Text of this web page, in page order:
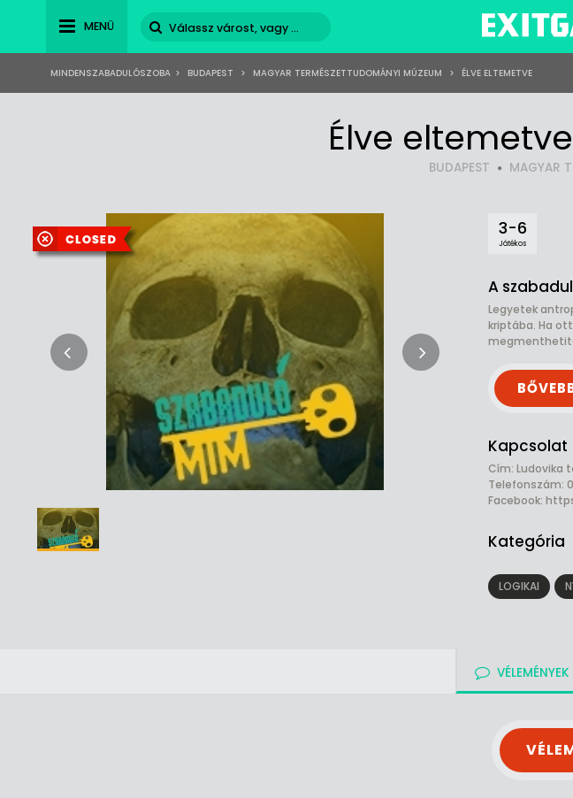
MENÜ
MINDENSZABADULÓSZOBA > BUDAPEST > MAGYAR TERMÉSZETTUDOMÁNYI MÚZEUM > ÉLVE ELTEMETVE
Élve
BUDAPEST MAGYAR
3-6
Játékos
A
Legyetek
kriptába. Ha
Kapcsolat
Cím: Ludovika
Telefonszám:
Facebook:
Kategória
LOGIKAI
VÉLEMÉNYEK